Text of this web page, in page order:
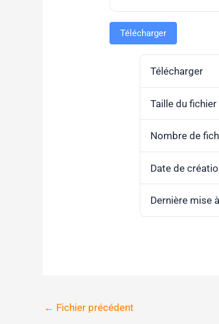
Télécharger
Télécharger
Taille du fichier
Nombre de
Date de
Dernière mise
← Fichier précédent